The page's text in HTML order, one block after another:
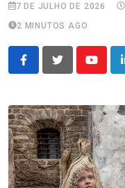
7 DE JULHO DE 2026
2 MINUTOS AGO